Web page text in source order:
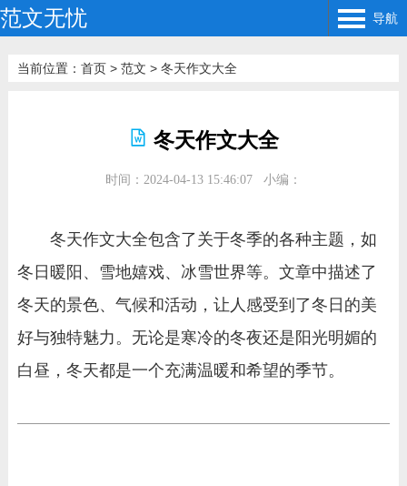
范文无忧 导航
当前位置： 首页> 范文 > 冬天作文大全
冬天作文大全
时间：2024-04-13 15:46:07 小编：
冬天作文大全包含了关于冬季的各种主题，如
冬日暖阳、雪地嬉戏、冰雪世界等。文章中描述了
冬天的景色、气候和活动，让人感受到了冬日的美
好与独特魅力。无论是寒冷的冬夜还是阳光明媚的
白昼，冬天都是一个充满温暖和希望的季节。